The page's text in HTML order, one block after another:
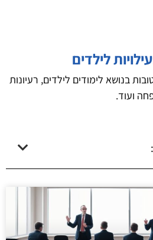
לילדים
בנושא לימודים לילדים, רעיונות
ועוד.